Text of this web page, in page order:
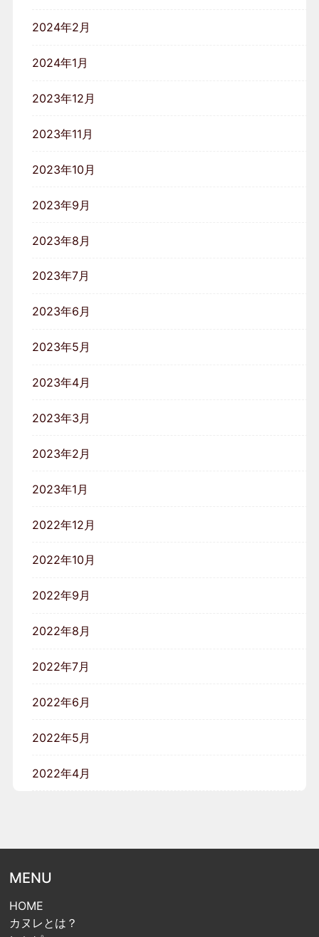
2024年2月
2024年1月
2023年12月
2023年11月
2023年10月
2023年9月
2023年8月
2023年7月
2023年6月
2023年5月
2023年4月
2023年3月
2023年2月
2023年1月
2022年12月
2022年10月
2022年9月
2022年8月
2022年7月
2022年6月
2022年5月
2022年4月
MENU
HOME
カヌレとは？